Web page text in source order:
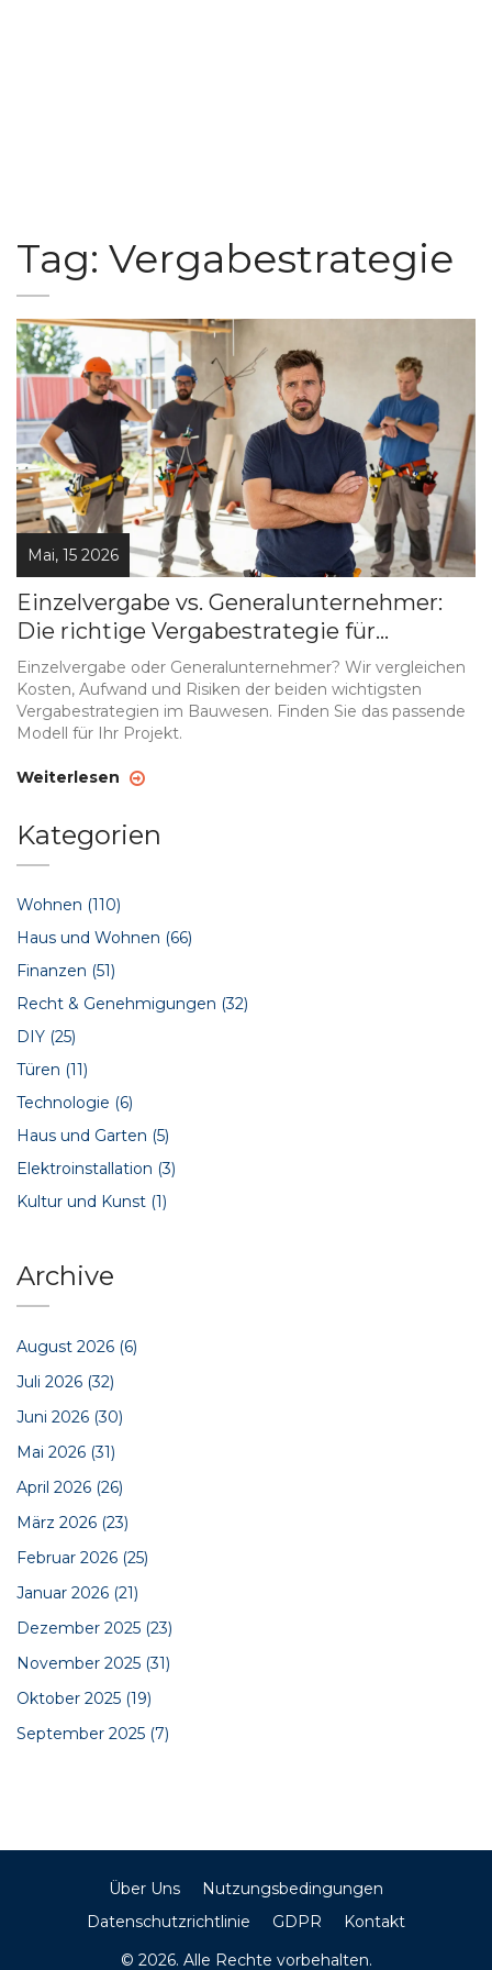
Tag: Vergabestrategie
Mai, 15 2026
Einzelvergabe vs. Generalunternehmer:
Die richtige Vergabestrategie für
Handwerker
Einzelvergabe oder Generalunternehmer? Wir vergleichen
Kosten, Aufwand und Risiken der beiden wichtigsten
Vergabestrategien im Bauwesen. Finden Sie das passende
Modell für Ihr Projekt.
Weiterlesen
Kategorien
Wohnen (110)
Haus und Wohnen (66)
Finanzen (51)
Recht & Genehmigungen (32)
DIY (25)
Türen (11)
Technologie (6)
Haus und Garten (5)
Elektroinstallation (3)
Kultur und Kunst (1)
Archive
August 2026 (6)
Juli 2026 (32)
Juni 2026 (30)
Mai 2026 (31)
April 2026 (26)
März 2026 (23)
Februar 2026 (25)
Januar 2026 (21)
Dezember 2025 (23)
November 2025 (31)
Oktober 2025 (19)
September 2025 (7)
Über Uns
Nutzungsbedingungen
Datenschutzrichtlinie
GDPR
Kontakt
© 2026. Alle Rechte vorbehalten.